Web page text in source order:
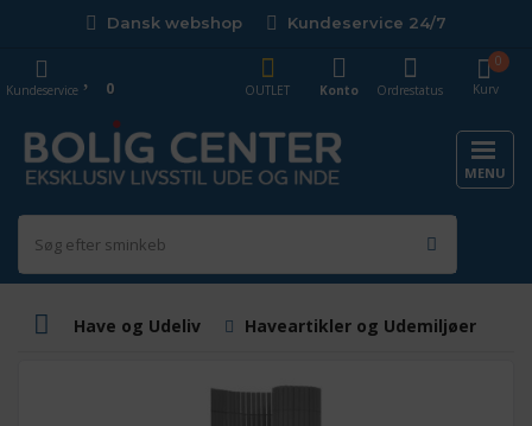
Dansk webshop Kundeservice 24/7
Kurv
0
OUTLET
Konto Ordrestatus
Kundeservice 0
MENU
Have og Udeliv Haveartikler og Udemiljøer